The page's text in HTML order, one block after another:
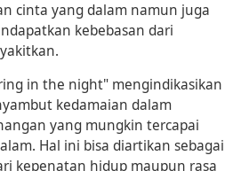
cinta yang dalam namun juga
kebebasan dari
in the night" mengindikasikan
kedamaian dalam
yang mungkin tercapai
Hal ini bisa diartikan sebagai
kepenatan hidup maupun rasa